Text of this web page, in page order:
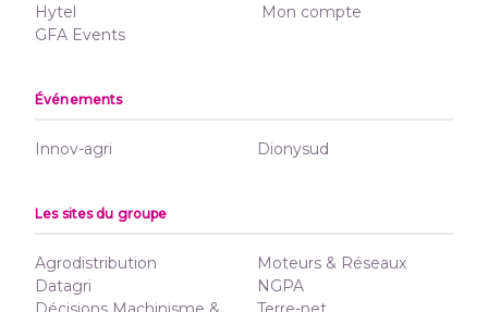
Hytel
GFA Events
Mon compte
Événements
Innov-agri Dionysud
Les sites du groupe
Agrodistribution
Datagri
Moteurs & Réseaux
NGPA